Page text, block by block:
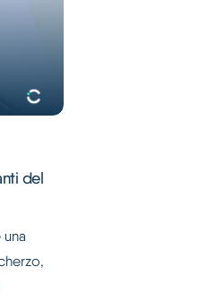
del